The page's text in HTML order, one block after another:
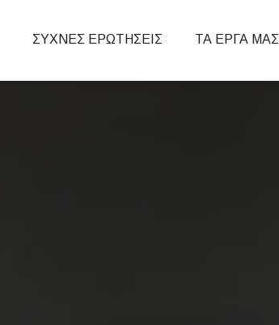
ΣΥΧΝΕΣ ΕΡΩΤΗΣΕΙΣ ΤΑ ΕΡΓΑ ΜΑΣ